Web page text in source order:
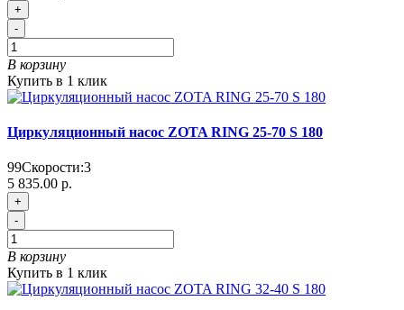
+
-
В корзину
Купить в 1 клик
Циркуляционный насос ZOTA RING 25-70 S 180
99Скорости:3
5 835.00 р.
+
-
В корзину
Купить в 1 клик